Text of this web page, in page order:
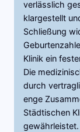
verlässlich
klargestellt
Schließung
Klinik ein
Die
durch
enge
Städtischen